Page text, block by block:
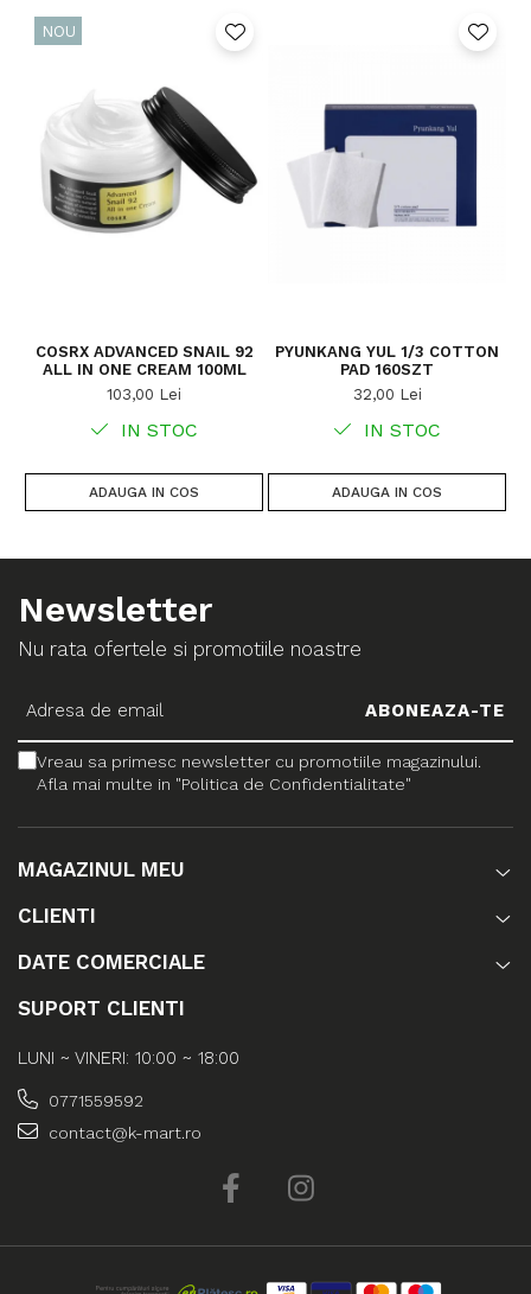
NOU
COSRX ADVANCED SNAIL 92
ALL IN ONE CREAM 100ML
103,00 Lei
IN STOC
ADAUGA IN COS
PYUNKANG YUL 1/3 COTTON
PAD 160SZT
32,00 Lei
IN STOC
ADAUGA IN COS
Newsletter
Nu rata ofertele si promotiile noastre
Vreau sa primesc newsletter cu promotiile magazinului.
Afla mai multe in "Politica de Confidentialitate"
MAGAZINUL MEU
CLIENTI
DATE COMERCIALE
SUPORT CLIENTI
LUNI ~ VINERI: 10:00 ~ 18:00
0771559592
contact@k-mart.ro